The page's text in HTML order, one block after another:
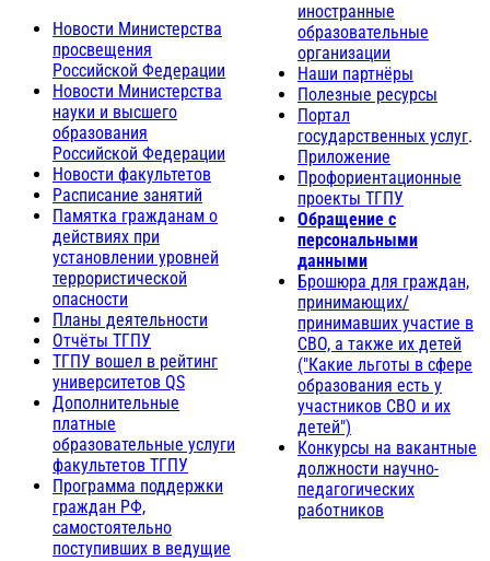
Новости Министерства
просвещения
Российской Федерации
Новости Министерства
науки и высшего
образования
Российской Федерации
Новости факультетов
Расписание занятий
Памятка гражданам о
действиях при
установлении уровней
террористической
опасности
Планы деятельности
Отчёты ТГПУ
ТГПУ вошел в рейтинг
университетов QS
Дополнительные
платные
образовательные услуги
факультетов ТГПУ
Программа поддержки
граждан РФ,
самостоятельно
поступивших в ведущие
иностранные
образовательные
организации
Наши партнёры
Полезные ресурсы
Портал
государственных услуг.
Приложение
Профориентационные
проекты ТГПУ
Обращение с
персональными
данными
Брошюра для граждан,
принимающих/
принимавших участие в
СВО, а также их детей
("Какие льготы в сфере
образования есть у
участников СВО и их
детей")
Конкурсы на вакантные
должности научно-
педагогических
работников